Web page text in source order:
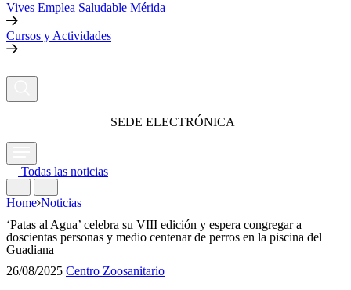
Vives Emplea Saludable Mérida
Cursos y Actividades
SEDE ELECTRÓNICA
Todas las noticias
Home Noticias
‘Patas al Agua’ celebra su VIII edición y espera congregar a
doscientas personas y medio centenar de perros en la piscina del
Guadiana
26/08/2025 Centro Zoosanitario